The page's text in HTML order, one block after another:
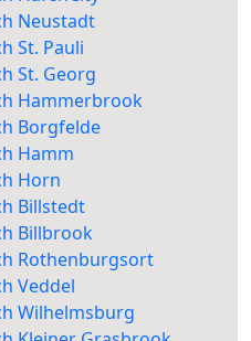
Neustadt
St. Pauli
St. Georg
Hammerbrook
Borgfelde
Hamm
Horn
Billstedt
Billbrook
Rothenburgsort
Veddel
Wilhelmsburg